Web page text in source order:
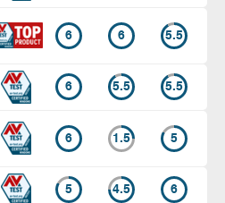
6 6 5.5
6 5.5 5.5
6 1.5 5
5 4.5 6